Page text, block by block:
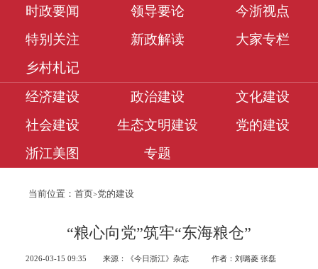
时政要闻 领导要论
今浙视点
特别关注
新政解读
大家专栏
乡村札记
经济建设
政治建设
文化建设
社会建设
生态文明建设
党的建设
浙江美图
专题
当前位置： 首页>党的建设
“粮心向党”筑牢“东海粮仓”
2026-03-15 09:35 来源：《今日浙江》杂志 作者：刘璐菱 张磊